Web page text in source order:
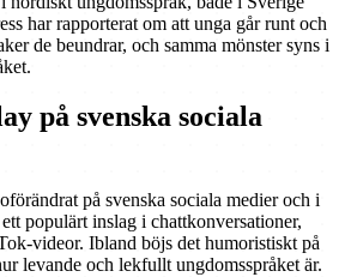
har rapporterat om att unga går runt och
de beundrar, och samma mönster syns i
på svenska sociala
på svenska sociala medier och i
populärt inslag i chattkonversationer,
videor. Ibland böjs det humoristiskt på
levande och lekfullt ungdomsspråket är.